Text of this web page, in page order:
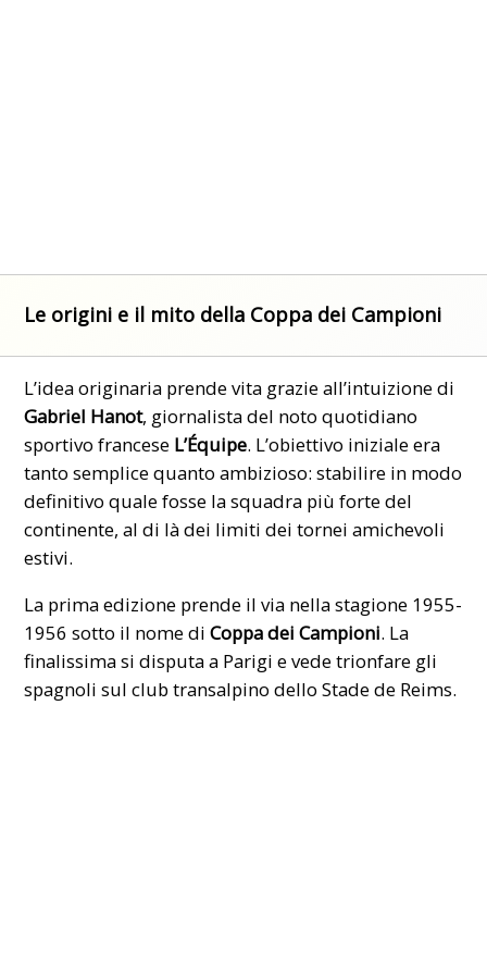
Le origini e il mito della Coppa dei Campioni
L’idea originaria prende vita grazie all’intuizione di
Gabriel Hanot, giornalista del noto quotidiano
sportivo francese L’Équipe. L’obiettivo iniziale era
tanto semplice quanto ambizioso: stabilire in modo
definitivo quale fosse la squadra più forte del
continente, al di là dei limiti dei tornei amichevoli
estivi.
La prima edizione prende il via nella stagione 1955-
1956 sotto il nome diCoppa dei Campioni. La
finalissima si disputa a Parigi e vede trionfare gli
spagnoli sul club transalpino dello Stade de Reims.